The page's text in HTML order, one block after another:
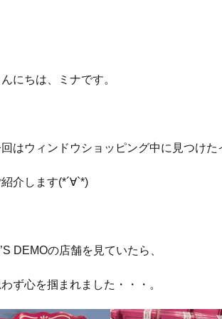
んにちは、ミナです。
はウィンドウショッピング中に見つけた
紹介します(*´∀`*)
DEMOの店舗を見ていたら、
ず心を掴まれました・・・。